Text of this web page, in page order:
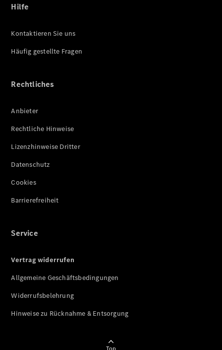
Hilfe
Kontaktieren Sie uns
Häufig gestellte Fragen
Rechtliches
Anbieter
Rechtliche Hinweise
Lizenzhinweise Dritter
Datenschutz
Cookies
Barrierefreiheit
Service
Vertrag widerrufen
Allgemeine Geschäftsbedingungen
Widerrufsbelehrung
Hinweise zu Rücknahme & Entsorgung